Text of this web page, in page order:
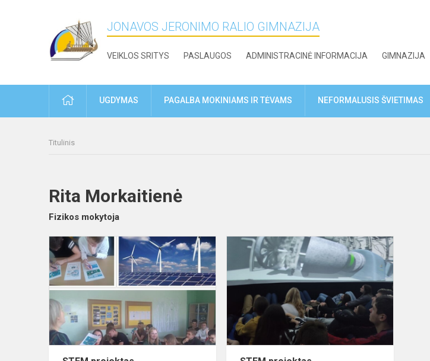
JONAVOS JERONIMO RALIO GIMNAZIJA
VEIKLOS SRITYS PASLAUGOS ADMINISTRACINĖ INFORMACIJA GIMNAZIJA
PRADŽIAUGDYMAS PAGALBA MOKINIAMS IR TĖVAMS NEFORMALUSIS ŠVIETIMAS
Titulinis
Rita Morkaitienė
Fizikos mokytoja
STEM
projektas
STEM
projektas